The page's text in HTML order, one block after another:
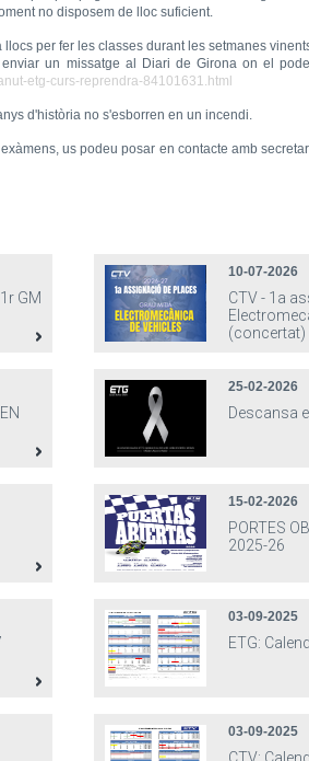
no disposem de lloc suficient.
per fer les classes durant les setmanes
un missatge al Diari de Girona on el
etg-curs-reprendra-84101631.html
d'història no s'esborren en un incendi.
us podeu posar en contacte amb
GM
10-07-2026
CTV - 1a
(concertat)
25-02-2026
Descansa
15-02-2026
PORTES
2025-26
03-09-2025
ETG:
03-09-2025